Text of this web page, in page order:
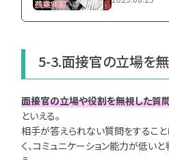
5-3.面接官の立場を
面接官の立場や役割を無視した質
といえる。
相手が答えられない質問をするこ
く、コミュニケーション能力が低い